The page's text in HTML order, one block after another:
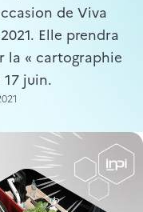
de Viva
Elle prendra
la « cartographie
juin.